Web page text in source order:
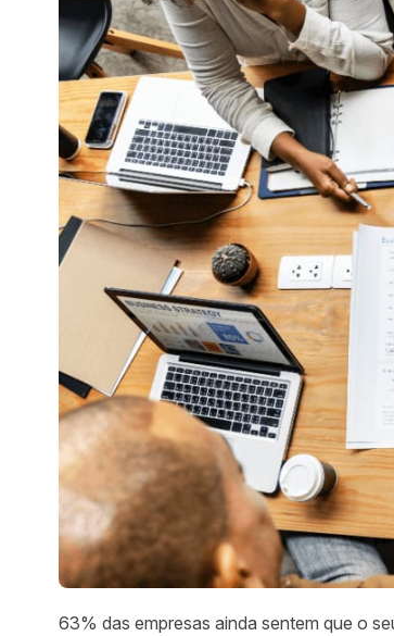
63% das empresas ainda sentem que o